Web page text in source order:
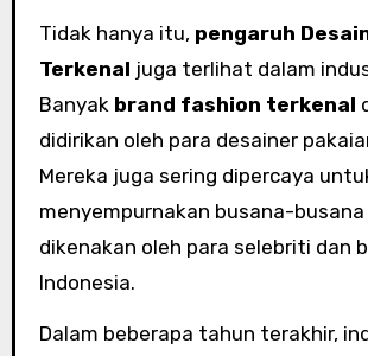
Tidak hanya itu, pengaruh
Terkenal juga terlihat dalam
Banyak brand fashion terkenal
didirikan oleh para desainer
Mereka juga sering dipercaya
menyempurnakan busana-busana
dikenakan oleh para selebriti dan
Indonesia.
Dalam beberapa tahun terakhir,